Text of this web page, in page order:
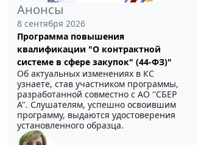
Анонсы
8 сентября 2026
Программа повышения
квалификации "О контрактной
системе в сфере закупок" (44-ФЗ)"
Об актуальных изменениях в КС
узнаете, став участником программы,
разработанной совместно с АО ''СБЕР
А". Слушателям, успешно освоившим
программу, выдаются удостоверения
установленного образца.